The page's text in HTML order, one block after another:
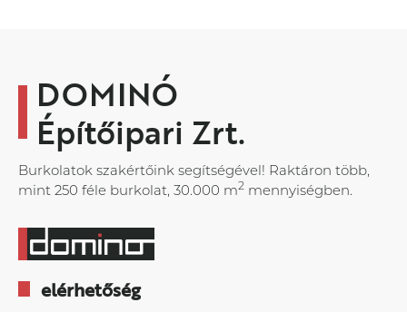
DOMINÓ
Építőipari Zrt.
Burkolatok szakértőink segítségével! Raktáron több,
mint 250 féle burkolat, 30.000 m2 mennyiségben.
elérhetőség